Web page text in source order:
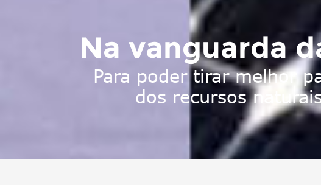
Na vanguarda
Para poder tirar melhor
dos recursos